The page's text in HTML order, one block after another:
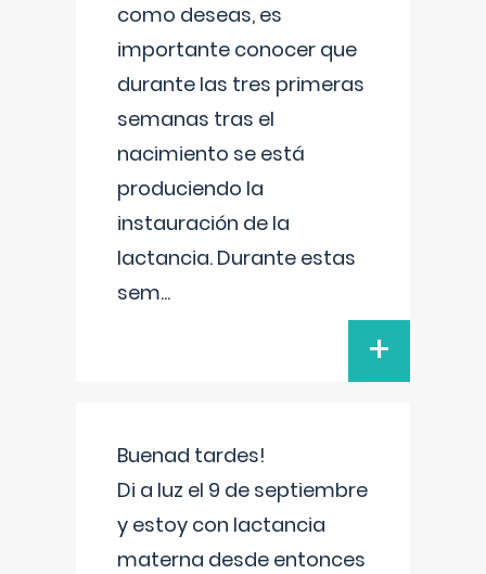
como deseas, es
importante conocer que
durante las tres primeras
semanas tras el
nacimiento se está
produciendo la
instauración de la
lactancia. Durante estas
sem...
+
Buenad tardes!
Di a luz el 9 de septiembre
y estoy con lactancia
materna desde entonces